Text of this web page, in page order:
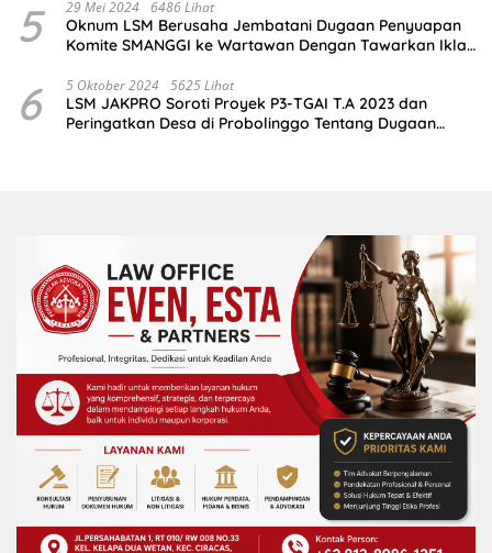
5 29 Mei 2024 6486 Lihat
Oknum LSM Berusaha Jembatani Dugaan Penyuapan
Komite SMANGGI ke Wartawan Dengan Tawarkan Iklan
6 5 Oktober 2024 5625 Lihat
LSM JAKPRO Soroti Proyek P3-TGAI T.A 2023 dan
Peringatkan Desa di Probolinggo Tentang Dugaan